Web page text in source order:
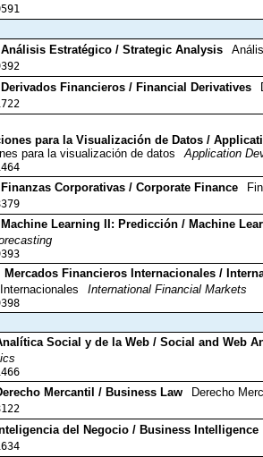
Análisis Estratégico / Strategic Analysis
Derivados Financieros / Financial Derivatives
para la Visualización de Datos /
para la visualización de datos
Application
Finanzas Corporativas / Corporate Finance
Machine Learning II: Predicción / Machine
Mercados Financieros Internacionales /
International Financial Markets
Social y de la Web / Social and Web
Mercantil / Business Law
Derecho
del Negocio / Business Intelligence